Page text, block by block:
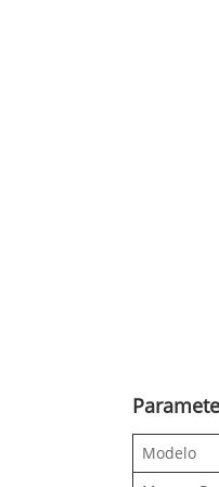
Modelo